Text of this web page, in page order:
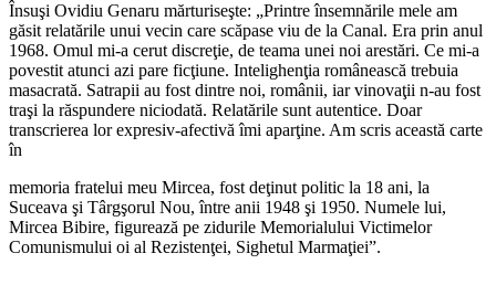
Însuşi Ovidiu Genaru mărturiseşte: „Printre însemnările mele am
găsit relatările unui vecin care scăpase viu de la Canal. Era prin anul
1968. Omul mi-a cerut discreţie, de teama unei noi arestări. Ce mi-a
povestit atunci azi pare ficţiune. Intelighenţia românească trebuia
masacrată. Satrapii au fost dintre noi, românii, iar vinovaţii n-au fost
traşi la răspundere niciodată. Relatările sunt autentice. Doar
transcrierea lor expresiv-afectivă îmi aparţine. Am scris această carte
în
memoria fratelui meu Mircea, fost deţinut politic la 18 ani, la
Suceava şi Târgşorul Nou, între anii 1948 şi 1950. Numele lui,
Mircea Bibire, figurează pe zidurile Memorialului Victimelor
Comunismului oi al Rezistenţei, Sighetul Marmaţiei”.